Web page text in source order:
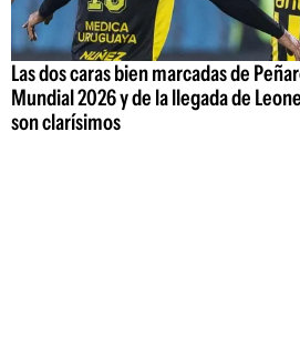
Las dos caras bien marcadas de
Mundial 2026 y de la llegada de
son clarísimos